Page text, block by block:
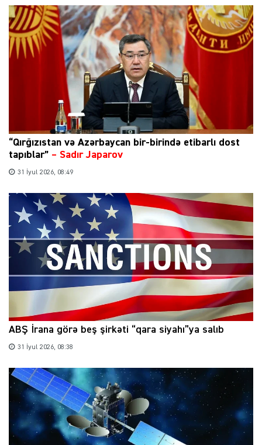
“Qırğızıstan və Azərbaycan bir-birində etibarlı dost
tapıblar” – Sadır Japarov
31 İyul 2026, 08:49
ABŞ İrana görə beş şirkəti “qara siyahı”ya salıb
31 İyul 2026, 08:38